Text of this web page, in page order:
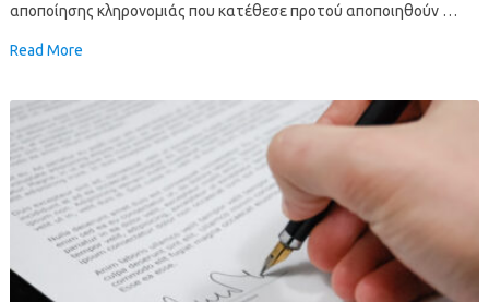
αποποίησης κληρονομιάς που κατέθεσε προτού αποποιηθούν …
Read More